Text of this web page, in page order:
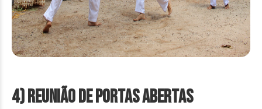
4) Reunião de Portas Abertas